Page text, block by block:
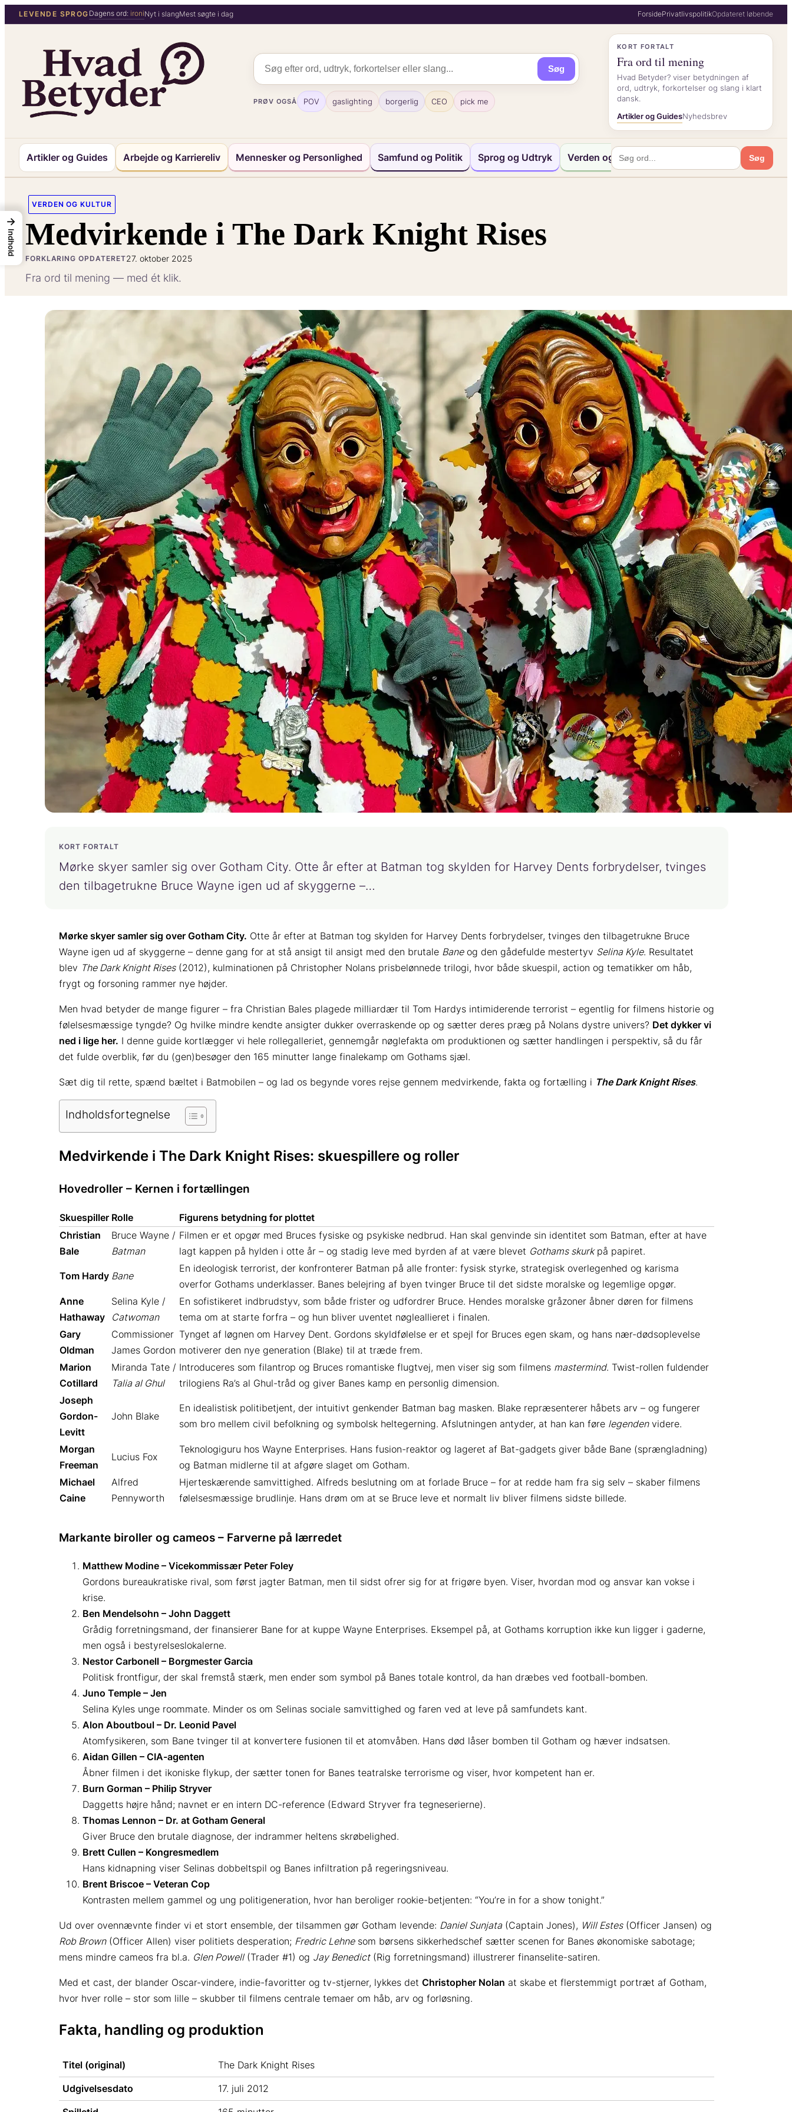
Spring
til
LEVENDE SPROG Dagens ord: ironiNyt i slangMest søgte i dag ForsidePrivatlivspolitikOpdateret løbende
Søg
PRØV OGSÅ POV gaslighting borgerlig CEO pick me
KORT FORTALT
Fra ord til mening
Hvad Betyder? viser betydningen af
ord, udtryk, forkortelser og slang i klart
dansk.
Artikler og GuidesNyhedsbrev
Artikler og Guides Arbejde og Karriereliv Mennesker og Personlighed Samfund og Politik Sprog og Udtryk Verden og Kultur Søg
VERDEN OG KULTUR
Medvirkende i The Dark Knight Rises
FORKLARING OPDATERET27. oktober 2025
Fra ord til mening — med ét klik.
KORT FORTALT
Mørke skyer samler sig over Gotham City. Otte år efter at Batman tog skylden for Harvey Dents forbrydelser, tvinges
den tilbagetrukne Bruce Wayne igen ud af skyggerne –…
Mørke skyer samler sig over Gotham City. Otte år efter at Batman tog skylden for Harvey Dents forbrydelser, tvinges den tilbagetrukne Bruce
Wayne igen ud af skyggerne – denne gang for at stå ansigt til ansigt med den brutale Baneog den gådefulde mestertyv Selina Kyle. Resultatet
blev The Dark Knight Rises(2012), kulminationen på Christopher Nolans prisbelønnede trilogi, hvor både skuespil, action og tematikker om håb,
frygt og forsoning rammer nye højder.
Men hvad betyder de mange figurer – fra Christian Bales plagede milliardær til Tom Hardys intimiderende terrorist – egentlig for filmens historie og
følelsesmæssige tyngde? Og hvilke mindre kendte ansigter dukker overraskende op og sætter deres præg på Nolans dystre univers? Det dykker vi
ned i lige her. I denne guide kortlægger vi hele rollegalleriet, gennemgår nøglefakta om produktionen og sætter handlingen i perspektiv, så du får
det fulde overblik, før du (gen)besøger den 165 minutter lange finalekamp om Gothams sjæl.
Sæt dig til rette, spænd bæltet i Batmobilen – og lad os begynde vores rejse gennem medvirkende, fakta og fortælling i The Dark Knight Rises.
Indholdsfortegnelse
Medvirkende i The Dark Knight Rises: skuespillere og roller
Hovedroller – Kernen i fortællingen
Skuespiller Rolle
Figurens betydning for plottet
Christian
Bale
Bruce Wayne /
Batman
Filmen er et opgør med Bruces fysiske og psykiske nedbrud. Han skal genvinde sin identitet som Batman, efter at have
lagt kappen på hylden i otte år – og stadig leve med byrden af at være blevet Gothams skurkpå papiret.
Tom Hardy Bane
En ideologisk terrorist, der konfronterer Batman på alle fronter: fysisk styrke, strategisk overlegenhed og karisma
overfor Gothams underklasser. Banes belejring af byen tvinger Bruce til det sidste moralske og legemlige opgør.
Anne
Hathaway
Selina Kyle /
Catwoman
En sofistikeret indbrudstyv, som både frister og udfordrer Bruce. Hendes moralske gråzoner åbner døren for filmens
tema om at starte forfra – og hun bliver uventet nøgleallieret i finalen.
Gary
Oldman
Commissioner
James Gordon
Tynget af løgnen om Harvey Dent. Gordons skyldfølelse er et spejl for Bruces egen skam, og hans nær-dødsoplevelse
motiverer den nye generation (Blake) til at træde frem.
Marion
Cotillard
Miranda Tate /
Talia al Ghul
Introduceres som filantrop og Bruces romantiske flugtvej, men viser sig som filmens mastermind. Twist-rollen fuldender
trilogiens Ra’s al Ghul-tråd og giver Banes kamp en personlig dimension.
Joseph
Gordon-
Levitt
John Blake
En idealistisk politibetjent, der intuitivt genkender Batman bag masken. Blake repræsenterer håbets arv – og fungerer
som bro mellem civil befolkning og symbolsk heltegerning. Afslutningen antyder, at han kan føre legendenvidere.
Morgan
Freeman
Lucius Fox
Teknologiguru hos Wayne Enterprises. Hans fusion-reaktor og lageret af Bat-gadgets giver både Bane (sprængladning)
og Batman midlerne til at afgøre slaget om Gotham.
Michael
Caine
Alfred
Pennyworth
Hjerteskærende samvittighed. Alfreds beslutning om at forlade Bruce – for at redde ham fra sig selv – skaber filmens
følelsesmæssige brudlinje. Hans drøm om at se Bruce leve et normalt liv bliver filmens sidste billede.
Markante biroller og cameos – Farverne på lærredet
Matthew Modine – Vicekommissær Peter Foley
Gordons bureaukratiske rival, som først jagter Batman, men til sidst ofrer sig for at frigøre byen. Viser, hvordan mod og ansvar kan vokse i
krise.
Ben Mendelsohn – John Daggett
Grådig forretningsmand, der finansierer Bane for at kuppe Wayne Enterprises. Eksempel på, at Gothams korruption ikke kun ligger i gaderne,
men også i bestyrelseslokalerne.
Nestor Carbonell – Borgmester Garcia
Politisk frontfigur, der skal fremstå stærk, men ender som symbol på Banes totale kontrol, da han dræbes ved football-bomben.
Juno Temple – Jen
Selina Kyles unge roommate. Minder os om Selinas sociale samvittighed og faren ved at leve på samfundets kant.
Alon Aboutboul – Dr. Leonid Pavel
Atomfysikeren, som Bane tvinger til at konvertere fusionen til et atomvåben. Hans død låser bomben til Gotham og hæver indsatsen.
Aidan Gillen – CIA-agenten
Åbner filmen i det ikoniske flykup, der sætter tonen for Banes teatralske terrorisme og viser, hvor kompetent han er.
Burn Gorman – Philip Stryver
Daggetts højre hånd; navnet er en intern DC-reference (Edward Stryver fra tegneserierne).
Thomas Lennon – Dr. at Gotham General
Giver Bruce den brutale diagnose, der indrammer heltens skrøbelighed.
Brett Cullen – Kongresmedlem
Hans kidnapning viser Selinas dobbeltspil og Banes infiltration på regeringsniveau.
Brent Briscoe – Veteran Cop
Kontrasten mellem gammel og ung politi­generation, hvor han beroliger rookie-betjenten: “You’re in for a show tonight.”
Ud over ovennævnte finder vi et stort ensemble, der tilsammen gør Gotham levende: Daniel Sunjata(Captain Jones), Will Estes(Officer Jansen) og
Rob Brown(Officer Allen) viser politiets desperation; Fredric Lehnesom børsens sikkerhedschef sætter scenen for Banes økonomiske sabotage;
mens mindre cameos fra bl.a. Glen Powell(Trader #1) og Jay Benedict(Rig forretningsmand) illustrerer finanselite-satiren.
Med et cast, der blander Oscar-vindere, indie-favoritter og tv-stjerner, lykkes det Christopher Nolan at skabe et flerstemmigt portræt af Gotham,
hvor hver rolle – stor som lille – skubber til filmens centrale temaer om håb, arv og forløsning.
Fakta, handling og produktion
Titel (original)
The Dark Knight Rises
Udgivelsesdato
17. juli 2012
→
Indhold